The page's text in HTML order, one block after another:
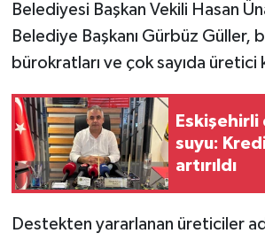
Belediyesi Başkan Vekili Hasan
Belediye Başkanı Gürbüz Güller,
bürokratları ve çok sayıda üretici
Eskişehirli
suyu:
artırıldı
Destekten yararlanan üreticiler